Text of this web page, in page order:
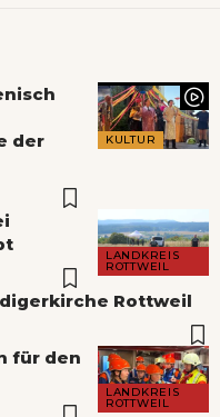
KULTUR
der
LANDKREIS
ROTTWEIL
Rottweil
LANDKREIS
ROTTWEIL
für den